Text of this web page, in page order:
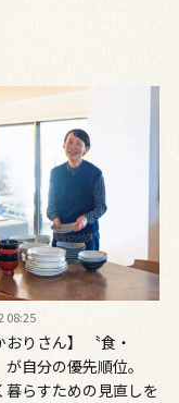
08:25
おりさん】 〝食・
自分の優先順位。
暮らすための見直しを